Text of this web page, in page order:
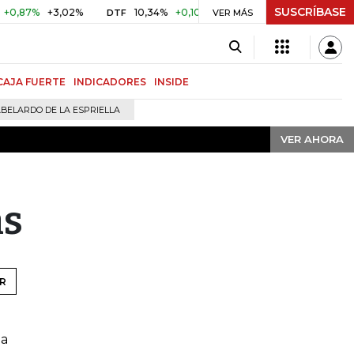
+3,02% 10,34% +0,10% +0,98% $ 416,91 +$
VER MÁS SUSCRÍBASE
FUERTE INDICADORES INSIDE
DE LA ESPRIELLA
VER AHORA
VER AHORA